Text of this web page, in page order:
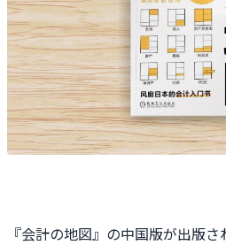
『会計の地図』の中国版が出版さ